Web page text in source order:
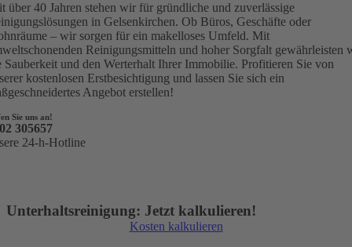
über 40 Jahren stehen wir für gründliche und zuverlässige
in Gelsenkirchen. Ob Büros, Geschäfte oder
– wir sorgen für ein makelloses Umfeld. Mit
Reinigungsmitteln und hoher Sorgfalt gewährleisten
Sauberkeit und den Werterhalt Ihrer Immobilie. Profitieren Sie von
kostenlosen Erstbesichtigung und lassen Sie sich ein
Angebot erstellen!
Sie uns an!
305657
24-h-Hotline
Unterhalts­reinigung: Jetzt kalkulieren!
Kosten kalkulieren